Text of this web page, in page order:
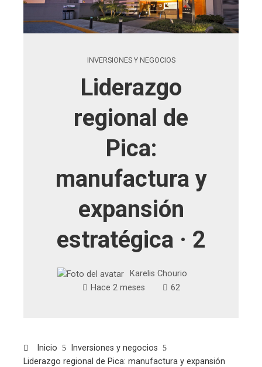
INVERSIONES Y NEGOCIOS
Liderazgo
regional de
Pica:
manufactura y
expansión
estratégica · 2
Karelis Chourio
Hace 2 meses
62
Inicio
Inversiones y negocios
Liderazgo regional de Pica: manufactura y expansión